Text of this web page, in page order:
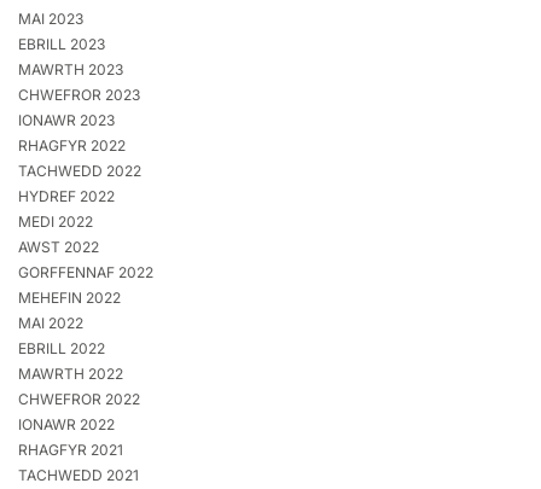
MAI 2023
EBRILL 2023
MAWRTH 2023
CHWEFROR 2023
IONAWR 2023
RHAGFYR 2022
TACHWEDD 2022
HYDREF 2022
MEDI 2022
AWST 2022
GORFFENNAF 2022
MEHEFIN 2022
MAI 2022
EBRILL 2022
MAWRTH 2022
CHWEFROR 2022
IONAWR 2022
RHAGFYR 2021
TACHWEDD 2021